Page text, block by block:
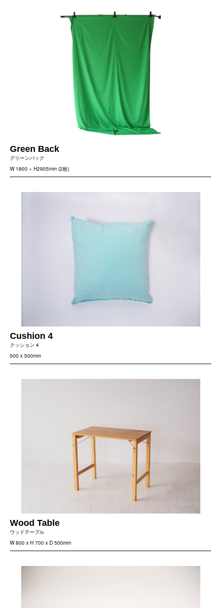
Green Back
グリーンバック
W 1800 × H2905mm (2枚)
Cushion 4
クッション 4
500 x 500mm
Wood Table
ウッドテーブル
W 800 x H 700 x D 500mm